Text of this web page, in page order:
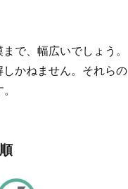
で、幅広いでしょう。
かねません。それらの